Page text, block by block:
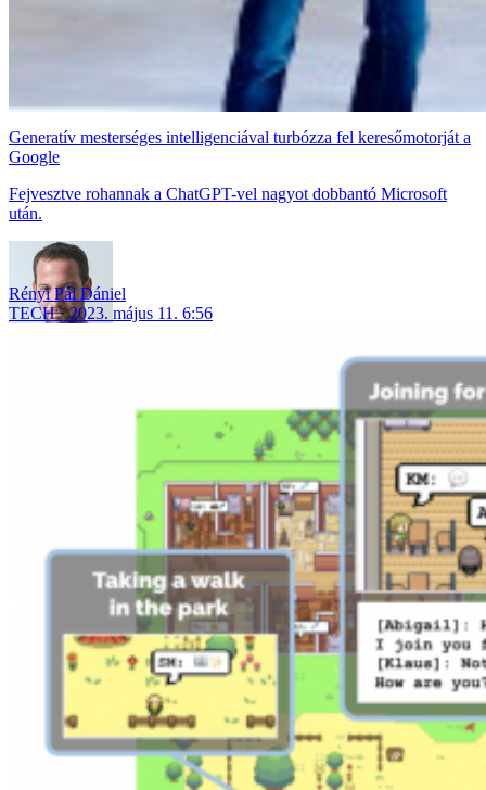
Generatív mesterséges intelligenciával turbózza fel keresőmotorját a
Google
Fejvesztve rohannak a ChatGPT-vel nagyot dobbantó Microsoft
után.
Rényi Pál Dániel
TECH
2023. május 11. 6:56